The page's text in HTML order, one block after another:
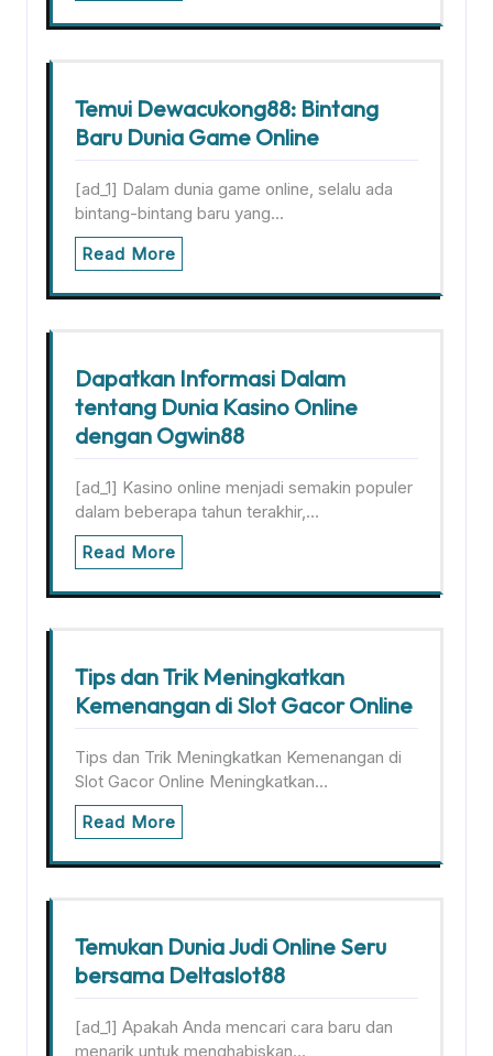
Temui Dewacukong88: Bintang
Baru Dunia Game Online
[ad_1] Dalam dunia game online, selalu ada
bintang-bintang baru yang…
Read More
Dapatkan Informasi Dalam
tentang Dunia Kasino Online
dengan Ogwin88
[ad_1] Kasino online menjadi semakin populer
dalam beberapa tahun terakhir,…
Read More
Tips dan Trik Meningkatkan
Kemenangan di Slot Gacor Online
Tips dan Trik Meningkatkan Kemenangan di
Slot Gacor Online Meningkatkan…
Read More
Temukan Dunia Judi Online Seru
bersama Deltaslot88
[ad_1] Apakah Anda mencari cara baru dan
menarik untuk menghabiskan…